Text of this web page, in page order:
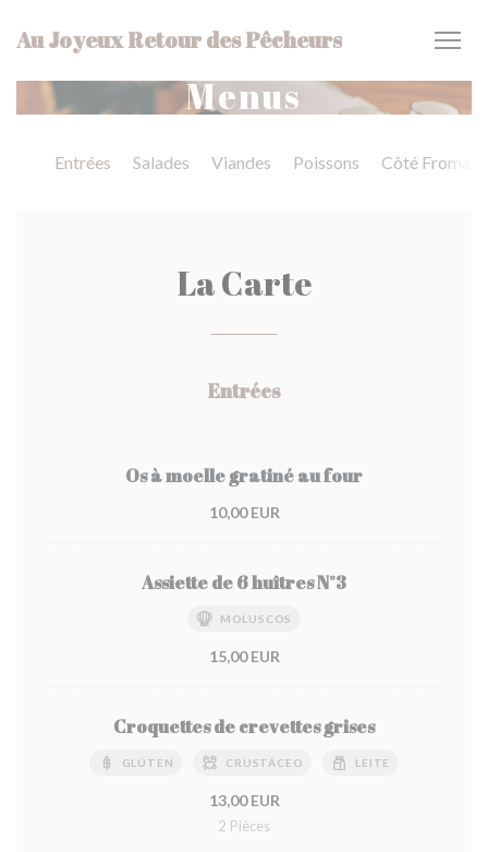
Au Joyeux Retour des Pêcheurs
Menus
Entrées Salades Viandes Poissons Côté Fromage
La Carte
Entrées
Os à moelle gratiné au four
10,00 EUR
Assiette de 6 huîtres N°3
MOLUSCOS
15,00 EUR
Croquettes de crevettes grises
GLÚTEN CRUSTÁCEO LEITE
13,00 EUR
2 Pièces